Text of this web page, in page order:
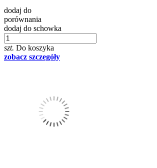
dodaj do
porównania
dodaj do schowka
szt. Do koszyka
zobacz szczegóły